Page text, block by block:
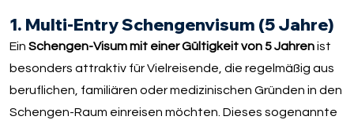
1. Multi-Entry Schengenvisum (5 Jahre)
EinSchengen-Visum mit einer Gültigkeit von 5 Jahrenist
besonders attraktiv für Vielreisende, die regelmäßig aus
beruflichen, familiären oder medizinischen Gründen in den
Schengen-Raum einreisen möchten. Dieses sogenannte